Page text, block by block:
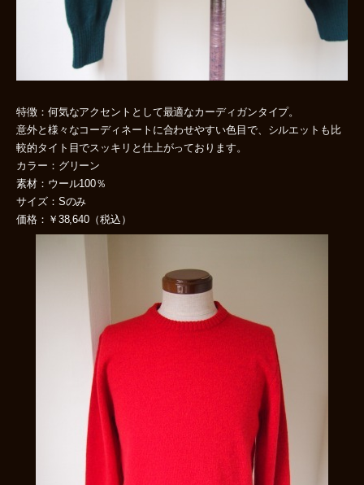
特徴：何気なアクセントとして最適なカーディガンタイプ。
意外と様々なコーディネートに合わせやすい色目で、シルエットも比
較的タイト目でスッキリと仕上がっております。
カラー：グリーン
素材：ウール100％
サイズ：Sのみ
価格：￥38,640（税込）